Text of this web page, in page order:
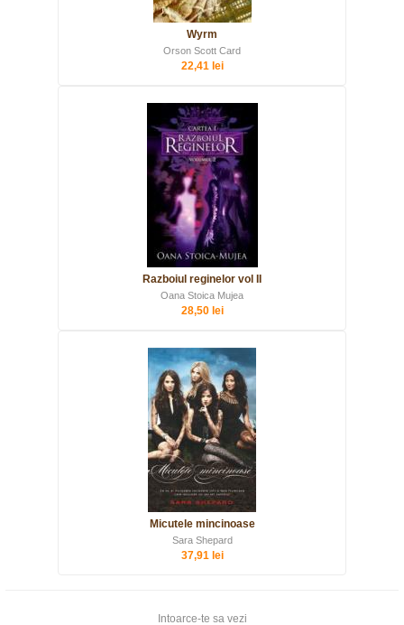
Wyrm
Orson Scott Card
22,41 lei
Razboiul reginelor vol II
Oana Stoica Mujea
28,50 lei
Micutele mincinoase
Sara Shepard
37,91 lei
Intoarce-te sa vezi